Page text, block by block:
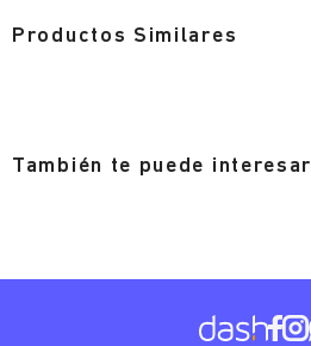
Productos Similares
También te puede interesar